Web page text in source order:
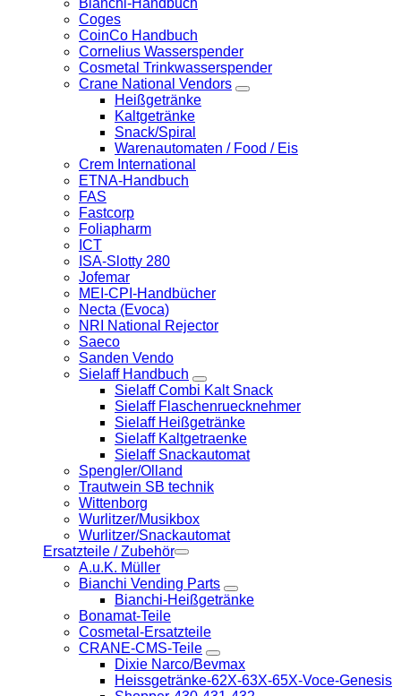
Coges
CoinCo Handbuch
Cornelius Wasserspender
Cosmetal Trinkwasserspender
Crane National Vendors
Heißgetränke
Kaltgetränke
Snack/Spiral
Warenautomaten / Food / Eis
Crem International
ETNA-Handbuch
FAS
Fastcorp
Foliapharm
ICT
ISA-Slotty 280
Jofemar
MEI-CPI-Handbücher
Necta (Evoca)
NRI National Rejector
Saeco
Sanden Vendo
Sielaff Handbuch
Sielaff Combi Kalt Snack
Sielaff Flaschenruecknehmer
Sielaff Heißgetränke
Sielaff Kaltgetraenke
Sielaff Snackautomat
Spengler/Olland
Trautwein SB technik
Wittenborg
Wurlitzer/Musikbox
Wurlitzer/Snackautomat
Ersatzteile / Zubehör
A.u.K. Müller
Bianchi Vending Parts
Bianchi-Heißgetränke
Bonamat-Teile
Cosmetal-Ersatzteile
CRANE-CMS-Teile
Dixie Narco/Bevmax
Heissgetränke-62X-63X-65X-Voce-Genesis